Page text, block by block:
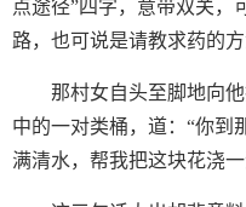
点途径”四字，意带双关，
路，也可说是请教求药的方
那村女自头至脚地向
中的一对类桶，道：“你到
满清水，帮我把这块花浇